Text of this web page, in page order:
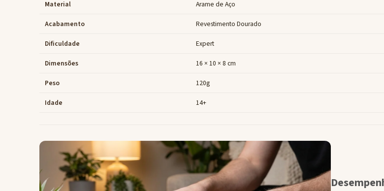
Material Arame de Aço
Acabamento Revestimento Dourado
Dificuldade Expert
Dimensões 16 × 10 × 8 cm
Peso 120g
Idade 14+